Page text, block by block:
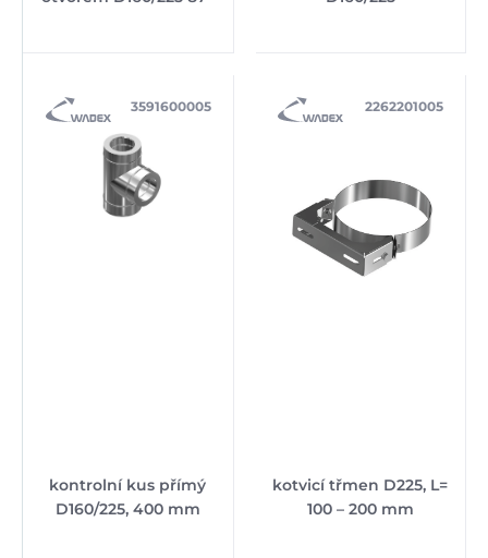
kontrolní kus přímý
D160/225, 400 mm
3591600005
kotvicí třmen D225, L=
100 – 200 mm
2262201005